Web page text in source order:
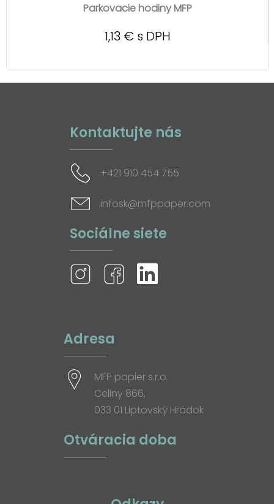
Parkovacie hodiny MFP
1,13 € s DPH
Kontaktujte nás
+421 910 454 755
infosk@mfppaper.com
Sociálne siete
Adresa
MFP papier s.r.o.
Celiny 866,
033 01 Liptovský Hrádok
Otváracia doba